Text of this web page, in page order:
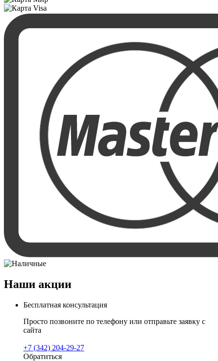
Наши акции
Бесплатная консультация
Просто позвоните по телефону или отправьте заявку с
сайта
+7 (342) 204-29-27
Обратиться